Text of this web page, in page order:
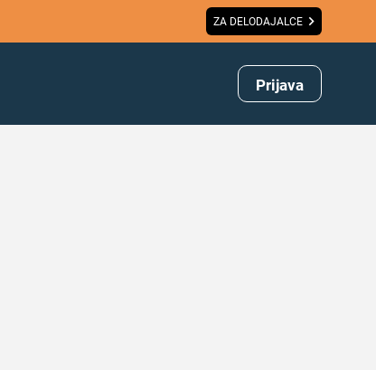
ZA DELODAJALCE
Prijava